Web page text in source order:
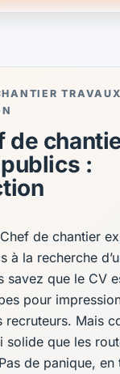
de
:
de chantier
à la recherche
savez que le CV
pour
recruteurs. Mais
solide que les
de panique, en